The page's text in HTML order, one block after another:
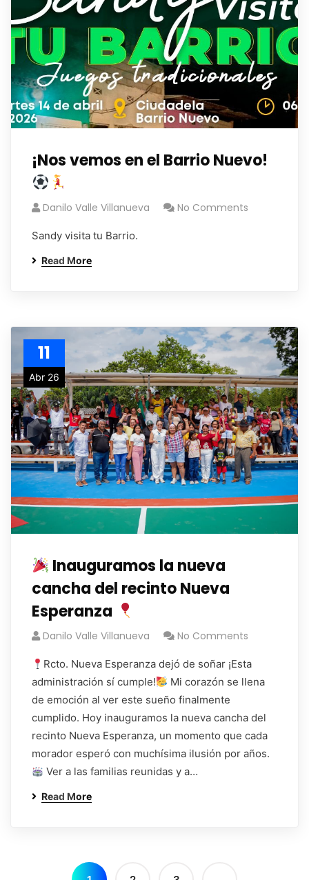
¡Nos vemos en el Barrio Nuevo!
Danilo Valle Villanueva No Comments
Sandy visita tu Barrio.
Read More
11
Abr 26
Inauguramos la nueva
cancha del recinto Nueva
Esperanza
Danilo Valle Villanueva No Comments
Rcto. Nueva Esperanza dejó de soñar ¡Esta
administración sí cumple!
Mi corazón se llena
de emoción al ver este sueño finalmente
cumplido. Hoy inauguramos la nueva cancha del
recinto Nueva Esperanza, un momento que cada
morador esperó con muchísima ilusión por años.
Ver a las familias reunidas y a…
Read More